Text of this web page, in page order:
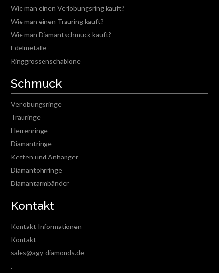
Wie man einen Verlobungsring kauft?
Wie man einen Trauring kauft?
Wie man Diamantschmuck kauft?
Edelmetalle
Ringgrössenschablone
Schmuck
Verlobungsringe
Trauringe
Herrenringe
Diamantringe
Ketten und Anhänger
Diamantohrringe
Diamantarmbänder
Kontakt
Kontakt Informationen
Kontakt
sales@agy-diamonds.de
.